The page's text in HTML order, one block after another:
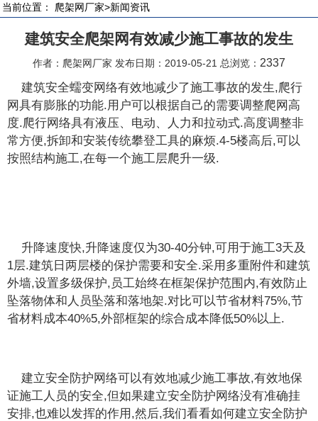
当前位置： 爬架网厂家>新闻资讯
建筑安全爬架网有效减少施工事故的发生
作者：爬架网厂家 发布日期：2019-05-21 总浏览： 2337
建筑安全蠕变网络有效地减少了施工事故的发生,爬行
网具有膨胀的功能.用户可以根据自己的需要调整爬网高
度.爬行网络具有液压、电动、人力和拉动式.高度调整非
常方便,拆卸和安装传统攀登工具的麻烦.4-5楼高后,可以
按照结构施工,在每一个施工层爬升一级.
升降速度快,升降速度仅为30-40分钟,可用于施工3天及
1层.建筑日两层楼的保护需要和安全.采用多重附件和建筑
外墙,设置多级保护,员工始终在框架保护范围内,有效防止
坠落物体和人员坠落和落地架.对比可以节省材料75%,节
省材料成本40%5,外部框架的综合成本降低50%以上.
建立安全防护网络可以有效地减少施工事故,有效地保
证施工人员的安全,但如果建立安全防护网络没有准确挂
安排,也难以发挥的作用,然后,我们看看如何建立安全防护